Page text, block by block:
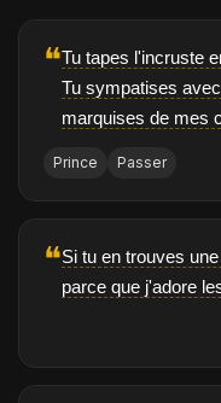
❝Tu tapes l'incruste
Tu sympatises
marquises de mes
Prince Passer
❝Si tu en trouves
parce que j'adore